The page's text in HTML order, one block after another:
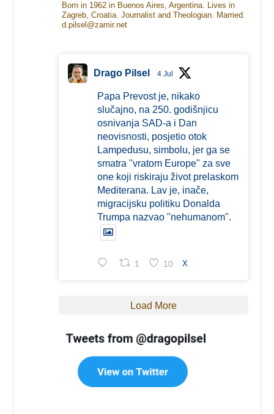
Born in 1962 in Buenos Aires, Argentina. Lives in
Zagreb, Croatia. Journalist and Theologian. Married.
d.pilsel@zamir.net
Drago Pilsel 4 Jul
Papa Prevost je, nikako
slučajno, na 250. godišnjicu
osnivanja SAD-a i Dan
neovisnosti, posjetio otok
Lampedusu, simbolu, jer ga se
smatra "vratom Europe" za sve
one koji riskiraju život prelaskom
Mediterana. Lav je, inače,
migracijsku politiku Donalda
Trumpa nazvao "nehumanom".
1 10 X
Load More